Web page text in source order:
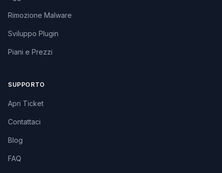
Rimozione Malware
Sviluppo Plugin
Piani e Prezzi
SUPPORTO
Apri Ticket
Contattaci
Blog
FAQ